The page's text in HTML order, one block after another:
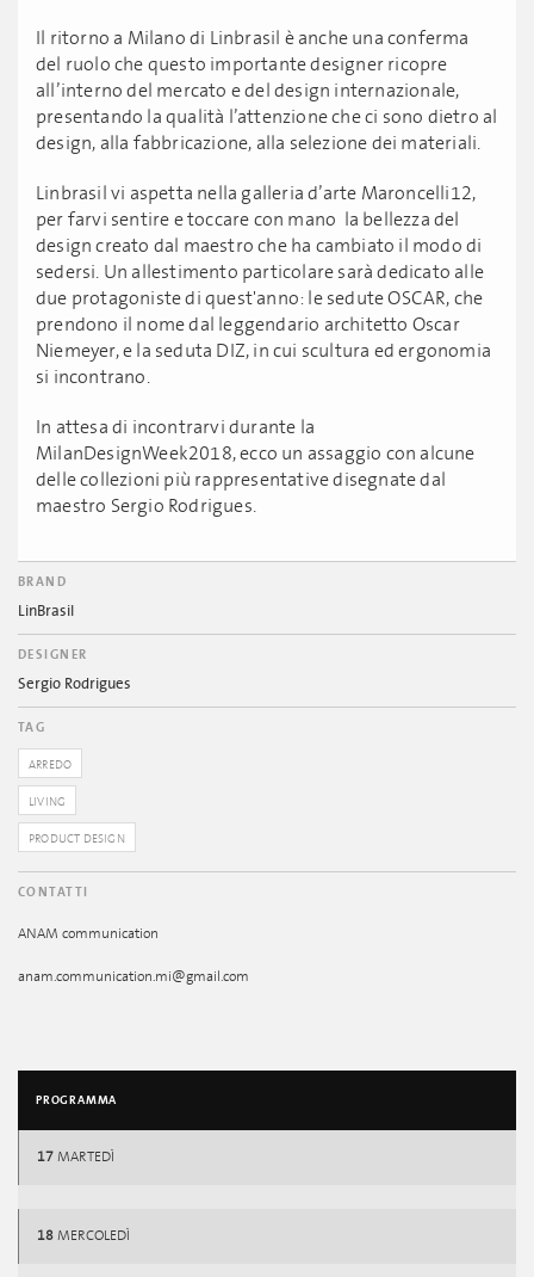
Il ritorno a Milano di Linbrasil è anche una conferma
del ruolo che questo importante designer ricopre
all’interno del mercato e del design internazionale,
presentando la qualità l’attenzione che ci sono dietro al
design, alla fabbricazione, alla selezione dei materiali.
Linbrasil vi aspetta nella galleria d’arte Maroncelli12,
per farvi sentire e toccare con mano la bellezza del
design creato dal maestro che ha cambiato il modo di
sedersi. Un allestimento particolare sarà dedicato alle
due protagoniste di quest'anno: le sedute OSCAR, che
prendono il nome dal leggendario architetto Oscar
Niemeyer, e la seduta DIZ, in cui scultura ed ergonomia
si incontrano.
In attesa di incontrarvi durante la
MilanDesignWeek2018, ecco un assaggio con alcune
delle collezioni più rappresentative disegnate dal
maestro Sergio Rodrigues.
BRAND
LinBrasil
DESIGNER
Sergio Rodrigues
TAG
ARREDO
LIVING
PRODUCT DESIGN
CONTATTI
ANAM communication
anam.communication.mi@gmail.com
PROGRAMMA
17 MARTEDÌ
18 MERCOLEDÌ